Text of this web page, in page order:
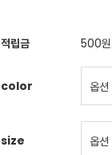
적립금 500원
color
size